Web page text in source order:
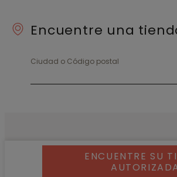
Encuentre una
Ciudad o Código postal
ENCUENTRE SU